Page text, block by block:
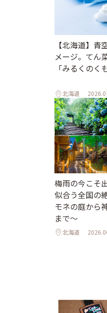
【北海道】青
メージ。てん
「みるくのく
北海道
梅雨の今こそ
似合う全国の
モネの庭から
まで～
北海道